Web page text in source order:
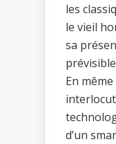
les
le vieil
sa
En
d’un